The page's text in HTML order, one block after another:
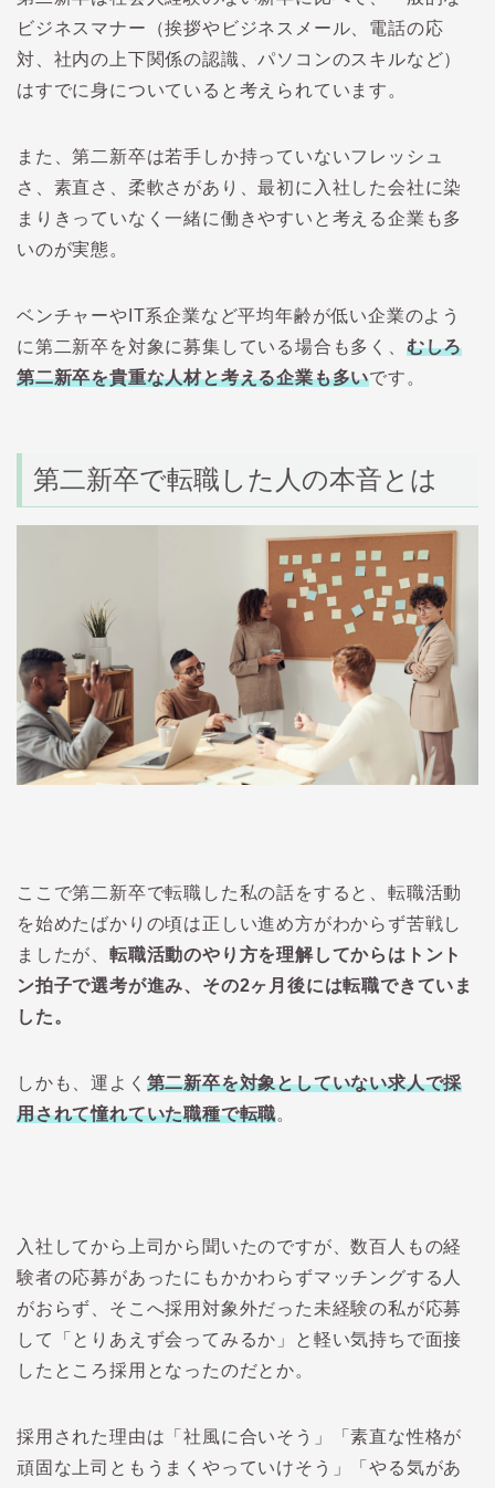
ビジネスマナー（挨拶やビジネスメール、電話の応
対、社内の上下関係の認識、パソコンのスキルなど）
はすでに身についていると考えられています。
また、第二新卒は若手しか持っていないフレッシュ
さ、素直さ、柔軟さがあり、最初に入社した会社に染
まりきっていなく一緒に働きやすいと考える企業も多
いのが実態。
ベンチャーや IT系企業など平均年齢が低い企業のよう
に第二新卒を対象に募集している場合も多く、 むしろ
第二新卒を貴重な人材と考える企業も多いです。
第二新卒で転職した人の本音とは
ここで第二新卒で転職した私の話をすると、転職活動
を始めたばかりの頃は正しい進め方がわからず苦戦し
ましたが、 転職活動のやり方を理解してからはトント
ン拍子で選考が進み、その2ヶ月後には転職できていま
した。
しかも、運よく 第二新卒を対象としていない求人で採
用されて憧れていた職種で転職。
入社してから上司から聞いたのですが、数百人もの経
験者の応募があったにもかかわらずマッチングする人
がおらず、そこへ採用対象外だった未経験の私が応募
して「とりあえず会ってみるか」と軽い気持ちで面接
したところ採用となったのだとか。
採用された理由は「社風に合いそう」「素直な性格が
頑固な上司ともうまくやっていけそう」「やる気があ